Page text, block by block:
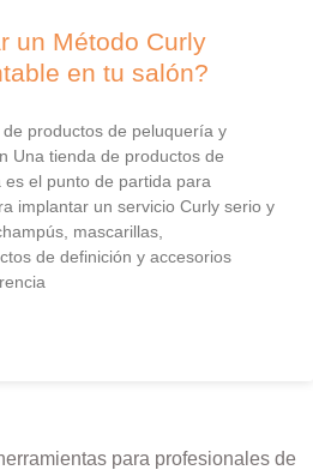
un Método Curly
en tu salón?
productos de peluquería y
Una tienda de productos de
el punto de partida para
implantar un servicio Curly serio y
mascarillas,
de definición y accesorios
para profesionales de